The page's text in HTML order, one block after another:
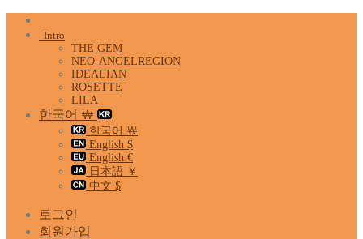
Skip
Intro
THE GEM
NEO-ANGELREGION
IDEALIAN
ROSETTE
LILA
한국어 ￦
한국어 ￦
English $
English €
日本語 ￥
中文 $
로그인
회원가입